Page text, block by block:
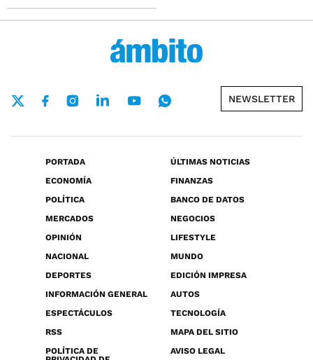
NEWSLETTER
PORTADA
ÚLTIMAS NOTICIAS
ECONOMÍA
FINANZAS
POLÍTICA
BANCO DE DATOS
MERCADOS
NEGOCIOS
OPINIÓN
LIFESTYLE
NACIONAL
MUNDO
DEPORTES
EDICIÓN IMPRESA
INFORMACIÓN GENERAL
AUTOS
ESPECTÁCULOS
TECNOLOGÍA
RSS
MAPA DEL SITIO
POLÍTICA DE
AVISO LEGAL